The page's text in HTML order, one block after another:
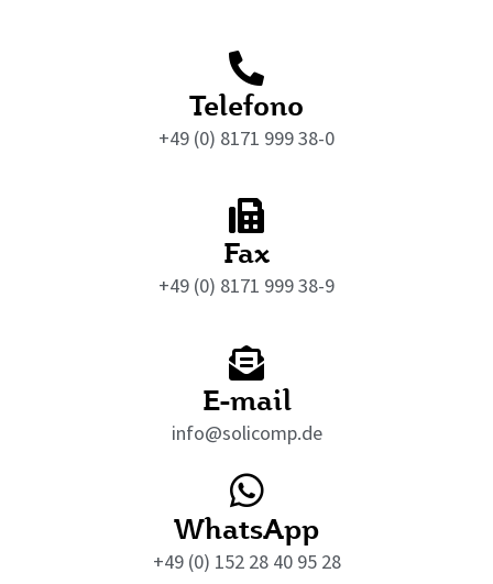
Telefono
+49 (0) 8171 999 38-0
Fax
+49 (0) 8171 999 38-9
E-mail
info@solicomp.de
WhatsApp
+49 (0) 152 28 40 95 28